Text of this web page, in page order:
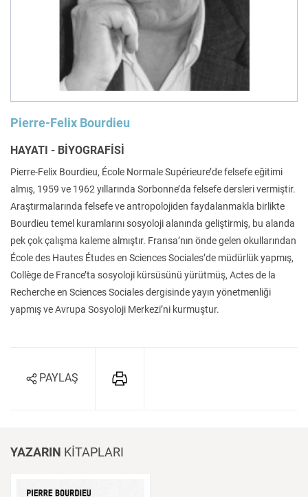
Felsefe
İnsan ve Toplum Çocuk Kitaplığı
Pierre-Felix Bourdieu
HAYATI - BİYOGRAFİSİ
Pierre-Felix Bourdieu, École Normale Supérieure’de felsefe eğitimi
almış, 1959 ve 1962 yıllarında Sorbonne’da felsefe dersleri vermiştir.
Araştırmalarında felsefe ve antropolojiden faydalanmakla birlikte
Bourdieu temel kuramlarını sosyoloji alanında geliştirmiş, bu alanda
pek çok çalışma kaleme almıştır. Fransa’nın önde gelen okullarından
École des Hautes Études en Sciences Sociales’de müdürlük yapmış,
Collège de France’ta sosyoloji kürsüsünü yürütmüş, Actes de la
Recherche en Sciences Sociales dergisinde yayın yönetmenliği
yapmış ve Avrupa Sosyoloji Merkezi’ni kurmuştur.
PAYLAŞ
YAZARIN KİTAPLARI